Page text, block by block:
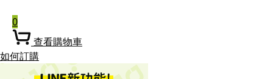
0
查看購物車
如何訂購